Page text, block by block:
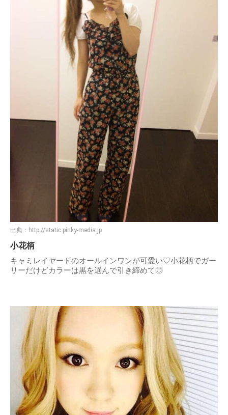
出典： http://static.pinky-media.jp
小花柄
キャミレイヤードのオールインワンが可愛い♡小花柄でガー
リーだけどカラーは黒を選んで引き締めて◎